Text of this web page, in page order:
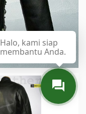
Halo, kami siap
membantu Anda.